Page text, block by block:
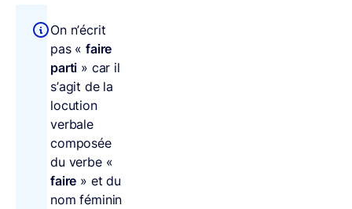
On n’écrit
pas «faire
parti » car il
s’agit de la
locution
verbale
composée
du verbe «
faire » et du
nom féminin